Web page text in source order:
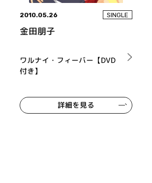
2010.05.26 SINGLE
金田朋子
ワルナイ・フィーバー【DVD
付き】
詳細を見る